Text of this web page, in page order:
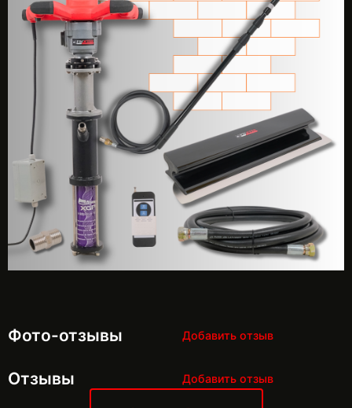
Фото-отзывы Добавить отзыв
Отзывы Добавить отзыв